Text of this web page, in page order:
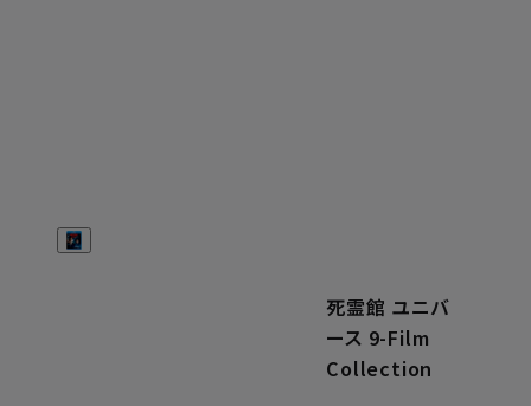
死霊館 ユニバ
ース 9-Film
Collection